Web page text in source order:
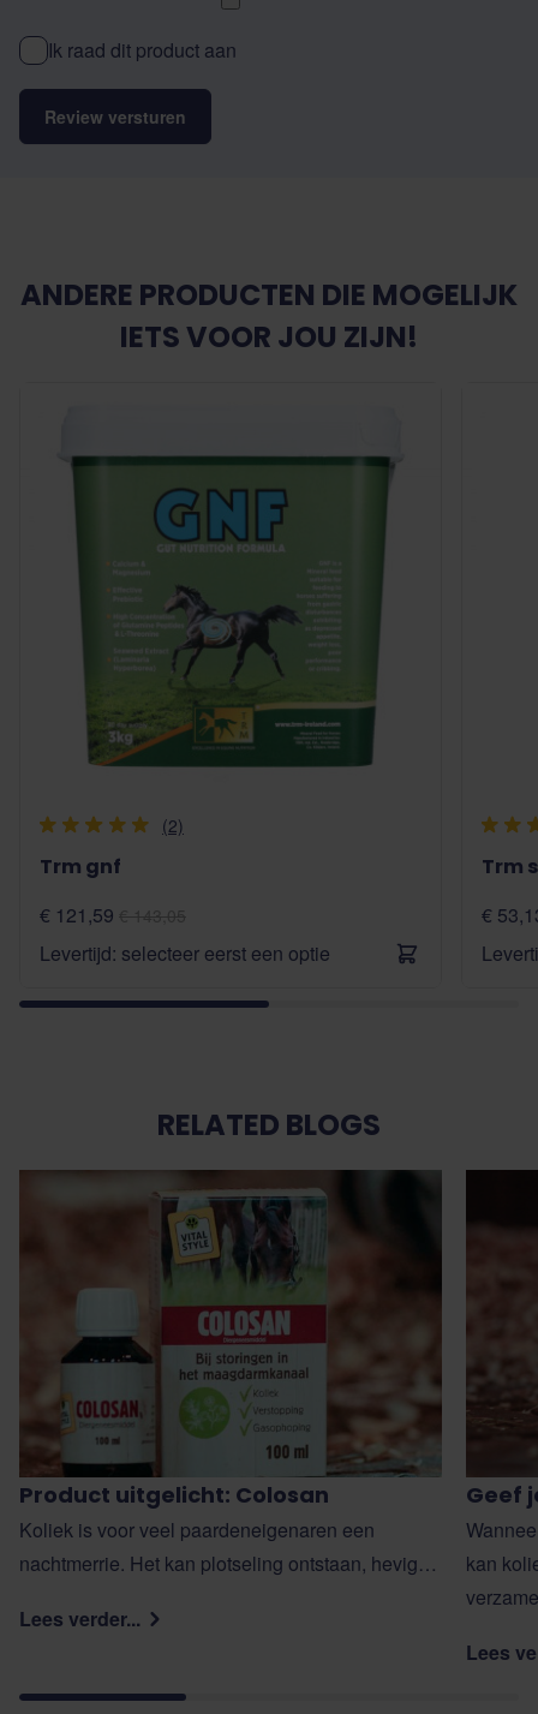
Ik raad dit product aan
Review versturen
ANDERE PRODUCTEN DIE MOGELIJK
IETS VOOR JOU ZIJN!
(2)
Trm gnf
€ 121,59
Levertijd: selecteer eerst een optie
Trm
€
RELATED BLOGS
Product uitgelicht: Colosan
Koliek is voor veel paardeneigenaren een
nachtmerrie. Het kan plotseling ontstaan, hevige
levensbedreigend zijn. Snel handelen is daarom
op basis van natuurlijke oliën dat speciaal is
Lees verder...
Geef
kan
Lees